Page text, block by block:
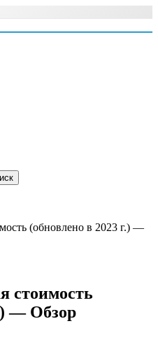
вам потрібно
(обновлено в 2023 г.) —
стоимость
— Обзор